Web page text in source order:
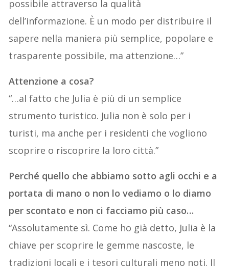
possibile attraverso la qualità
dell’informazione. È un modo per distribuire il
sapere nella maniera più semplice, popolare e
trasparente possibile, ma attenzione…”
Attenzione a cosa?
“…al fatto che Julia è più di un semplice
strumento turistico. Julia non è solo per i
turisti, ma anche per i residenti che vogliono
scoprire o riscoprire la loro città.”
Perché quello che abbiamo sotto agli occhi e a
portata di mano o non lo vediamo o lo diamo
per scontato e non ci facciamo più caso…
“Assolutamente sì. Come ho già detto, Julia è la
chiave per scoprire le gemme nascoste, le
tradizioni locali e i tesori culturali meno noti. Il